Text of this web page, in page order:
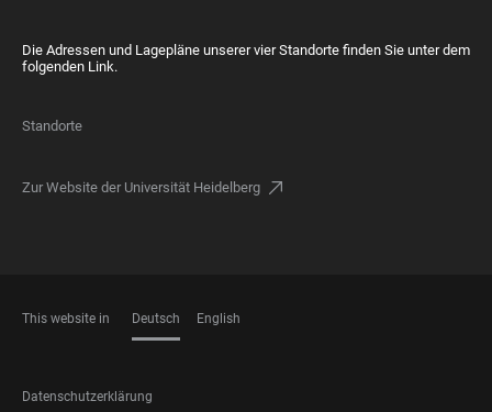
Die Adressen und Lagepläne unserer vier Standorte finden Sie unter dem
folgenden Link.
Standorte
Zur Website der Universität Heidelberg
This website in Deutsch English
FOOTER
Datenschutzerklärung